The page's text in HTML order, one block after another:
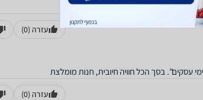
עזרה(0)
עסקים". בסך הכל חוויה חיובית, חנות מומלצת
עזרה(0)